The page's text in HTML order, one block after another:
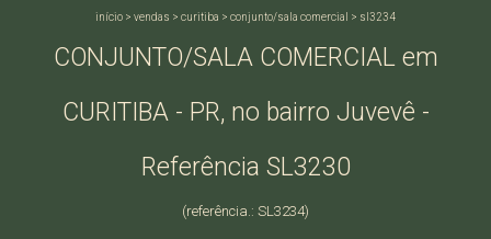
início > vendas > curitiba > conjunto/sala comercial > sl3234
CONJUNTO/SALA COMERCIAL em
CURITIBA - PR, no bairro Juvevê -
Referência SL3230
(referência.: SL3234)